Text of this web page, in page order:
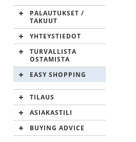
PALAUTUKSET /
TAKUUT
YHTEYSTIEDOT
TURVALLISTA
OSTAMISTA
EASY SHOPPING
TILAUS
ASIAKASTILI
BUYING ADVICE